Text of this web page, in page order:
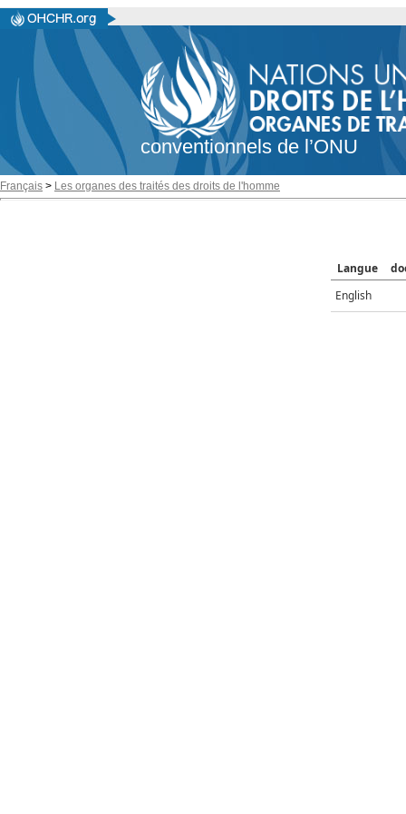
conventionnels de l’ONU
Français > Les organes des traités des droits de l'homme
Langue
English